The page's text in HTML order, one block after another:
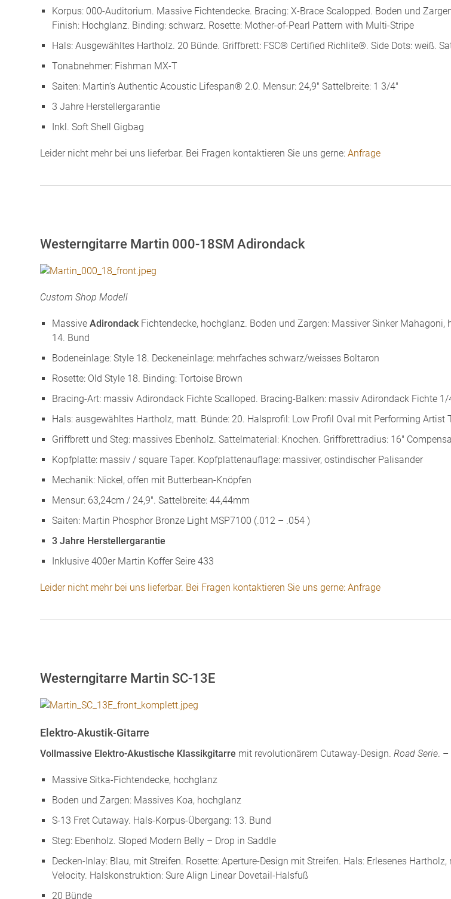
Korpus: 000-Auditorium. Massive Fichtendecke. Bracing: X-Brace Scalopped. Boden und
Finish: Hochglanz. Binding: schwarz. Rosette: Mother-of-Pearl Pattern with Multi-Stripe
Hals: Ausgewähltes Hartholz. 20 Bünde. Griffbrett: FSC® Certified Richlite®. Side Dots: weiß.
Tonabnehmer: Fishman MX-T
Saiten: Martin’s Authentic Acoustic Lifespan® 2.0. Mensur: 24,9″ Sattelbreite: 1 3/4″
3 Jahre Herstellergarantie
Inkl. Soft Shell Gigbag
Leider nicht mehr bei uns lieferbar. Bei Fragen kontaktieren Sie uns gerne: Anfrage
Westerngitarre Martin 000-18SM Adirondack
Custom Shop Modell
MassiveAdirondack Fichtendecke, hochglanz. Boden und Zargen: Massiver Sinker Mahagoni,
14. Bund
Bodeneinlage: Style 18. Deckeneinlage: mehrfaches schwarz/weisses Boltaron
Rosette: Old Style 18. Binding: Tortoise Brown
Bracing-Art: massiv Adirondack Fichte Scalloped. Bracing-Balken: massiv Adirondack Fichte 1/
Hals: ausgewähltes Hartholz, matt. Bünde: 20. Halsprofil: Low Profil Oval mit Performing Artist
Griffbrett und Steg: massives Ebenholz. Sattelmaterial: Knochen. Griffbrettradius: 16″
Kopfplatte: massiv / square Taper. Kopfplattenauflage: massiver, ostindischer Palisander
Mechanik: Nickel, offen mit Butterbean-Knöpfen
Mensur: 63,24cm / 24,9″. Sattelbreite: 44,44mm
Saiten: Martin Phosphor Bronze Light MSP7100 (.012 – .054 )
3 Jahre Herstellergarantie
Inklusive 400er Martin Koffer Seire 433
Leider nicht mehr bei uns lieferbar. Bei Fragen kontaktieren Sie uns gerne: Anfrage
Westerngitarre Martin SC-13E
Elektro-Akustik-Gitarre
Vollmassive Elektro-Akustische Klassikgitarre mit revolutionärem Cutaway-Design.Road Serie. –
Massive Sitka-Fichtendecke, hochglanz
Boden und Zargen: Massives Koa, hochglanz
S-13 Fret Cutaway. Hals-Korpus-Übergang: 13. Bund
Steg: Ebenholz. Sloped Modern Belly – Drop in Saddle
Decken-Inlay: Blau, mit Streifen. Rosette: Aperture-Design mit Streifen. Hals: Erlesenes
Velocity. Halskonstruktion: Sure Align Linear Dovetail-Halsfuß
20 Bünde